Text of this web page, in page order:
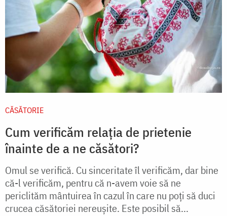
CĂSĂTORIE
Cum verificăm relația de prietenie
înainte de a ne căsători?
Omul se verifică. Cu sinceritate îl verificăm, dar bine
că-l verificăm, pentru că n-avem voie să ne
periclităm mântuirea în cazul în care nu poţi să duci
crucea căsătoriei nereuşite. Este posibil să...